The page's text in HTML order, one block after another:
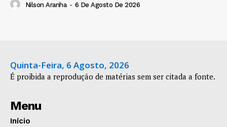
Nilson Aranha - 6 De Agosto De 2026
Quinta-Feira, 6 Agosto, 2026
É proibida a reprodução de matérias sem ser citada a fonte.
Menu
Início